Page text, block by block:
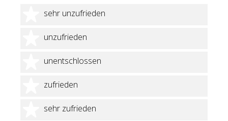
sehr unzufrieden
1 Stern
unzufrieden
2 Sterne
unentschlossen
3 Sterne
zufrieden
4 Sterne
sehr zufrieden
5 Sterne